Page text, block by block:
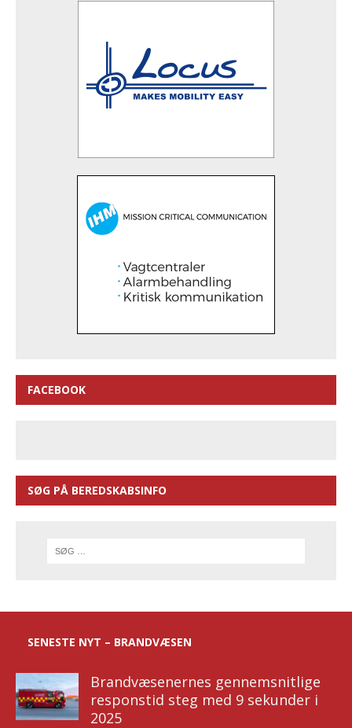
FACEBOOK
SØG PÅ BEREDSKABSINFO
SENESTE NYT – BRANDVÆSEN
Brandvæsenernes gennemsnitlige
responstid steg med 9 sekunder i
2025